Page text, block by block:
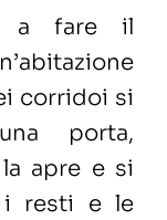
a fare il
corridoi si
porta,
apre e si
i resti e le